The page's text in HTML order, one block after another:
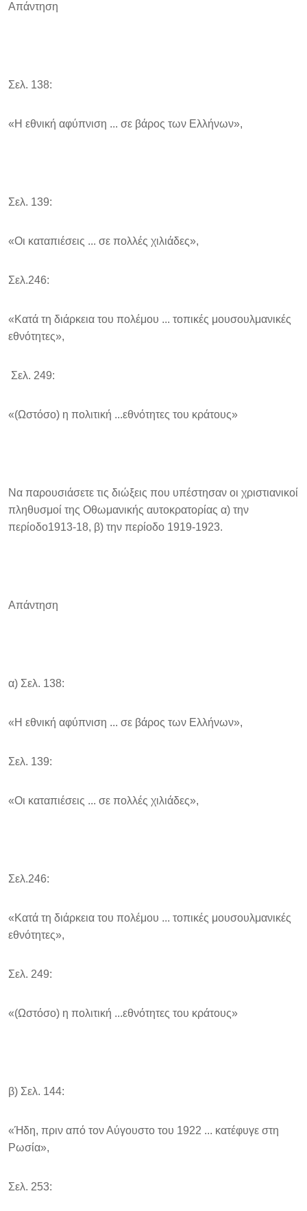
Απάντηση
Σελ. 138:
«Η εθνική αφύπνιση ... σε βάρος των Ελλήνων»,
Σελ. 139:
«Οι καταπιέσεις ... σε πολλές χιλιάδες»,
Σελ.246:
«Κατά τη διάρκεια του πολέμου ... τοπικές μουσουλμανικές
εθνότητες»,
Σελ. 249:
«(Ωστόσο) η πολιτική ...εθνότητες του κράτους»
Να παρουσιάσετε τις διώξεις που υπέστησαν οι χριστιανικοί
πληθυσμοί της Οθωμανικής αυτοκρατορίας α) την
περίοδο1913-18, β) την περίοδο 1919-1923.
Απάντηση
α) Σελ. 138:
«Η εθνική αφύπνιση ... σε βάρος των Ελλήνων»,
Σελ. 139:
«Οι καταπιέσεις ... σε πολλές χιλιάδες»,
Σελ.246:
«Κατά τη διάρκεια του πολέμου ... τοπικές μουσουλμανικές
εθνότητες»,
Σελ. 249:
«(Ωστόσο) η πολιτική ...εθνότητες του κράτους»
β) Σελ. 144:
«Ήδη, πριν από τον Αύγουστο του 1922 ... κατέφυγε στη
Ρωσία»,
Σελ. 253: